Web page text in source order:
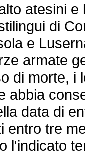
atesini e
di
e
armate
di morte, i
abbia
data di
entro tre
l'indicato